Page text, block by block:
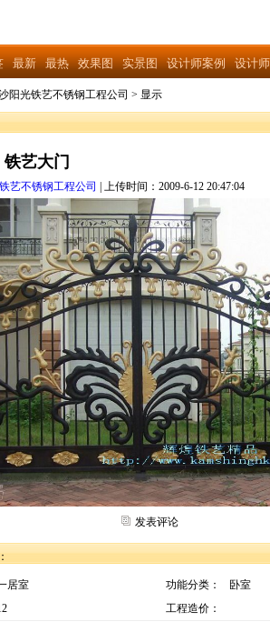
最新 最热 效果图 实景图 设计师案例 设计
阳光铁艺不锈钢工程公司 > 显示
艺大门
艺不锈钢工程公司 | 上传时间：2009-6-12 20:47:04
发表评论
居室 功能分类：
卧室
工程造价：